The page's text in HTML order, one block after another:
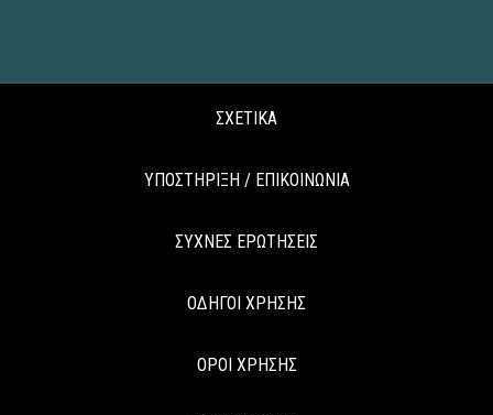
ΣΧΕΤΙΚΑ
ΥΠΟΣΤΗΡΙΞΗ / ΕΠΙΚΟΙΝΩΝΙΑ
ΣΥΧΝΕΣ ΕΡΩΤΗΣΕΙΣ
ΟΔΗΓΟΙ ΧΡΗΣΗΣ
ΟΡΟΙ ΧΡΗΣΗΣ